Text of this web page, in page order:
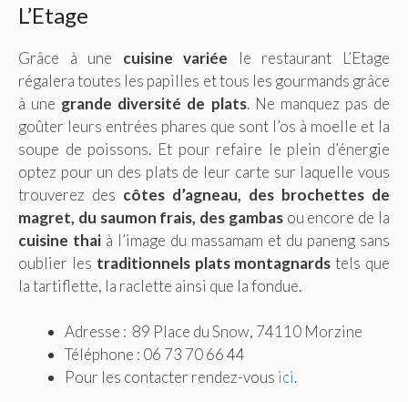
L’Etage
Grâce à une cuisine variée le restaurant L’Etage
régalera toutes les papilles et tous les gourmands grâce
à une grande diversité de plats. Ne manquez pas de
goûter leurs entrées phares que sont l’os à moelle et la
soupe de poissons. Et pour refaire le plein d’énergie
optez pour un des plats de leur carte sur laquelle vous
trouverez des côtes d’agneau, des brochettes de
magret, du saumon frais, des gambasou encore de la
cuisine thai à l’image du massamam et du paneng sans
oublier les traditionnels plats montagnards tels que
la tartiflette, la raclette ainsi que la fondue.
Adresse : 89 Place du Snow, 74110 Morzine
Téléphone : 06 73 70 66 44
Pour les contacter rendez-vous ici.